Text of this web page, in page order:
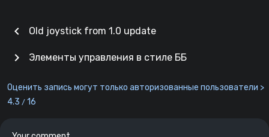
chevron_left Old joystick from 1.0 update
Элементы управления в стиле ББ
chevron_right
Оценить запись могут только авторизованные пользователи >
4.3 / 16